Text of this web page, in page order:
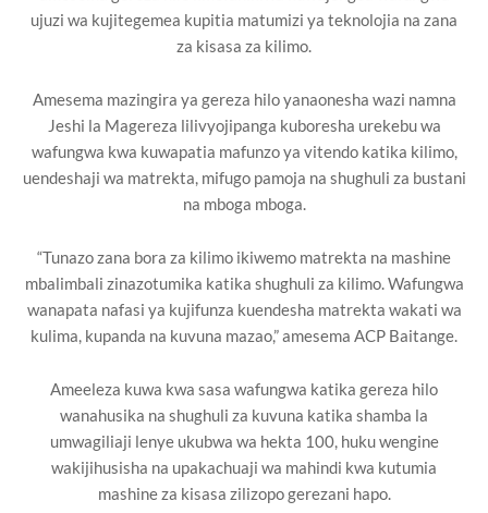
ujuzi wa kujitegemea kupitia matumizi ya teknolojia na zana
za kisasa za kilimo.
Amesema mazingira ya gereza hilo yanaonesha wazi namna
Jeshi la Magereza lilivyojipanga kuboresha urekebu wa
wafungwa kwa kuwapatia mafunzo ya vitendo katika kilimo,
uendeshaji wa matrekta, mifugo pamoja na shughuli za bustani
na mboga mboga.
“Tunazo zana bora za kilimo ikiwemo matrekta na mashine
mbalimbali zinazotumika katika shughuli za kilimo. Wafungwa
wanapata nafasi ya kujifunza kuendesha matrekta wakati wa
kulima, kupanda na kuvuna mazao,” amesema ACP Baitange.
Ameeleza kuwa kwa sasa wafungwa katika gereza hilo
wanahusika na shughuli za kuvuna katika shamba la
umwagiliaji lenye ukubwa wa hekta 100, huku wengine
wakijihusisha na upakachuaji wa mahindi kwa kutumia
mashine za kisasa zilizopo gerezani hapo.